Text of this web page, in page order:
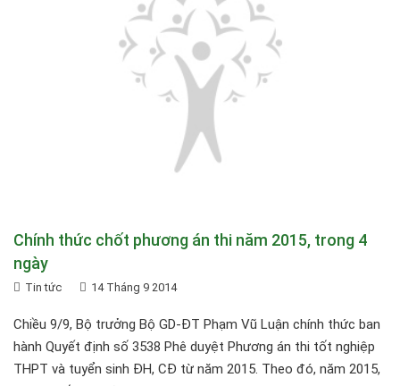
Chính thức chốt phương án thi năm 2015, trong 4
ngày
Tin tức 14 Tháng 9 2014
Chiều 9/9, Bộ trưởng Bộ GD-ĐT Phạm Vũ Luận chính thức ban
hành Quyết định số 3538 Phê duyệt Phương án thi tốt nghiệp
THPT và tuyển sinh ĐH, CĐ từ năm 2015. Theo đó, năm 2015,